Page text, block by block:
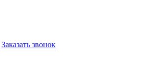
Заказать звонок